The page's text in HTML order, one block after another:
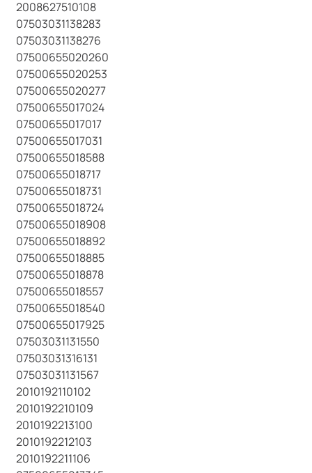
2008627510108
07503031138283
07503031138276
07500655020260
07500655020253
07500655020277
07500655017024
07500655017017
07500655017031
07500655018588
07500655018717
07500655018731
07500655018724
07500655018908
07500655018892
07500655018885
07500655018878
07500655018557
07500655018540
07500655017925
07503031131550
07503031316131
07503031131567
2010192110102
2010192210109
2010192213100
2010192212103
2010192211106